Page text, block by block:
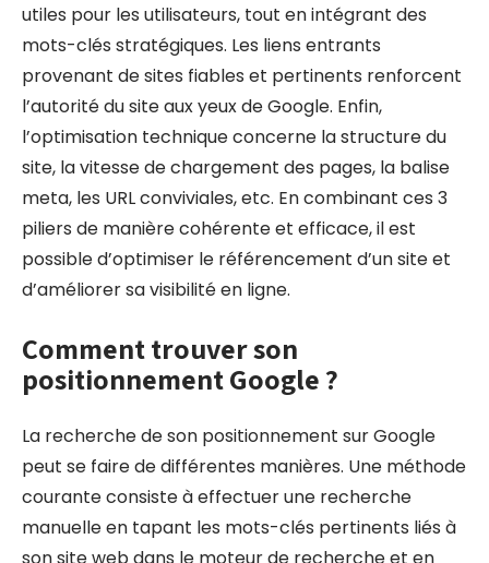
utiles pour les utilisateurs, tout en intégrant des
mots-clés stratégiques. Les liens entrants
provenant de sites fiables et pertinents renforcent
l’autorité du site aux yeux de Google. Enfin,
l’optimisation technique concerne la structure du
site, la vitesse de chargement des pages, la balise
meta, les URL conviviales, etc. En combinant ces 3
piliers de manière cohérente et efficace, il est
possible d’optimiser le référencement d’un site et
d’améliorer sa visibilité en ligne.
Comment trouver son
positionnement Google ?
La recherche de son positionnement sur Google
peut se faire de différentes manières. Une méthode
courante consiste à effectuer une recherche
manuelle en tapant les mots-clés pertinents liés à